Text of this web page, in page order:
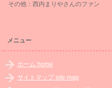
その他：西内まりやさんのファン
メニュー
ホーム home
サイトマップ site map